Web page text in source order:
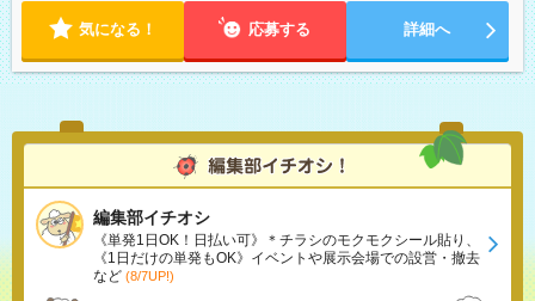
気になる！ 応募する 詳細へ
編集部イチオシ
《単発1日OK！日払い可》＊チラシのモクモクシール貼り、
《1日だけの単発もOK》イベントや展示会場での設営・撤去
など (8/7UP!)